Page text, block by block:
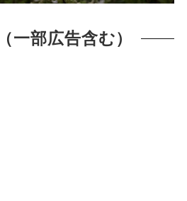
一部広告含む）